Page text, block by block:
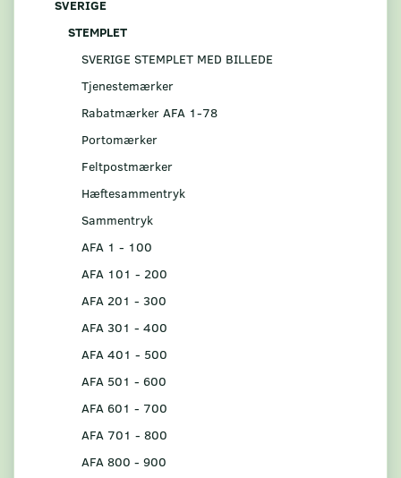
SVERIGE
STEMPLET
SVERIGE STEMPLET MED BILLEDE
Tjenestemærker
Rabatmærker AFA 1-78
Portomærker
Feltpostmærker
Hæftesammentryk
Sammentryk
AFA 1 - 100
AFA 101 - 200
AFA 201 - 300
AFA 301 - 400
AFA 401 - 500
AFA 501 - 600
AFA 601 - 700
AFA 701 - 800
AFA 800 - 900